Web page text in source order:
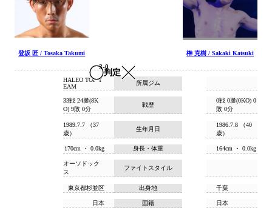
العربية
登坂 匠 / Tosaka Takumi
判定
3-0
榊 克樹 / Sakaki Katsuki
所属ジム
HALEO TOP T
EAM
戦歴
33戦 24勝(8K
O) 9敗 0分
0戦 0勝(0KO) 0
敗 0分
生年月日
1989.7.7 （37
歳）
1986.7.8 （40
歳）
身長・体重
170cm ・ 0.0kg 164cm ・ 0.0kg
ファイトスタイル
オーソドック
ス
出身地
東京都杉並区 千葉
国籍
日本 日本